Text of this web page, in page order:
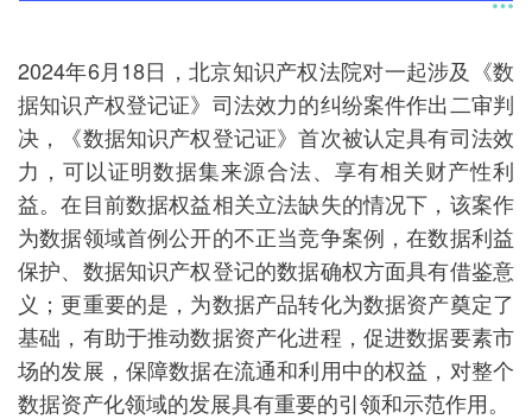
2024年6月18日，北京知识产权法院对一起涉及《数
据知识产权登记证》司法效力的纠纷案件作出二审判
决，《数据知识产权登记证》首次被认定具有司法效
力，可以证明数据集来源合法、享有相关财产性利
益。在目前数据权益相关立法缺失的情况下，该案作
为数据领域首例公开的不正当竞争案例，在数据利益
保护、数据知识产权登记的数据确权方面具有借鉴意
义；更重要的是，为数据产品转化为数据资产奠定了
基础，有助于推动数据资产化进程，促进数据要素市
场的发展，保障数据在流通和利用中的权益，对整个
数据资产化领域的发展具有重要的引领和示范作用。